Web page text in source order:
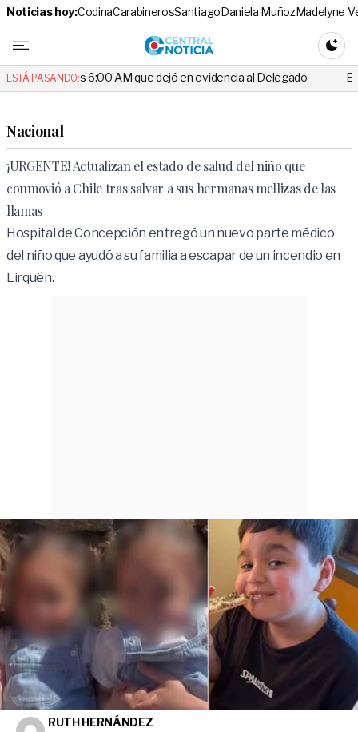
Noticias hoy:CodinaCarabinerosSantiagoDaniela MuñozMadelyne
Central
ESTÁ PASANDO:
AM que dejó en evidencia al Delegado Escándalo en el
Nacional
¡URGENTE! Actualizan el estado de salud del niño que
conmovió a Chile tras salvar a sus hermanas mellizas de las
llamas
Hospital de Concepción entregó un nuevo parte médico
del niño que ayudó a su familia a escapar de un incendio en
Lirquén.
RUTH HERNÁNDEZ